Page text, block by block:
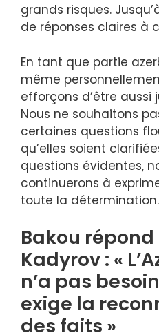
grands risques.
de réponses claires à
En tant que partie
même
efforçons d’être aussi
Nous ne souhaitons
certaines questions
qu’elles soient
questions évidentes,
continuerons à
toute la
Bakou répond
Kadyrov : «
n’a pas
exige la
des faits »